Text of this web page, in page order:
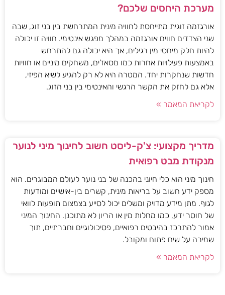
מערכת היחסים שלכם?
אורגזמה זוגית מתייחסת לחוויה מינית המתרחשת בין בני זוג, שבה
שני הצדדים חווים אורגזמה במהלך מפגש אינטימי. חוויה זו יכולה
להיות חלק מיחסי מין רגילים, אך היא יכולה גם להתרחש
באמצעות פעילויות אחרות כמו מסאז'ים, משחקים מיניים או חוויות
חדשות שנחקרות יחד. המטרה היא לא רק להגיע לשיא הפיזי,
אלא גם לחזק את הקשר הרגשי והאינטימי בין בני הזוג.
לקריאת המאמר »
מדריך מקצועי: צ'ק-ליסט חשוב לחינוך מיני לנוער
מנקודת מבט רפואית
חינוך מיני הוא כלי חיוני בהכנה של בני נוער לעולם המבוגרים. הוא
מספק ידע חשוב על בריאות מינית, קשרים בין-אישיים ומודעות
לגוף. מתן מידע מדויק ומשלים יכול לסייע בצמצום תופעות לוואי
של חוסר ידע, כמו מחלות מין או הריון לא מתוכנן. החינוך המיני
אמור להתרכז בהיבטים רפואיים, פסיכולוגיים וחברתיים, תוך
שמירה על שיח פתוח ומקובל.
לקריאת המאמר »